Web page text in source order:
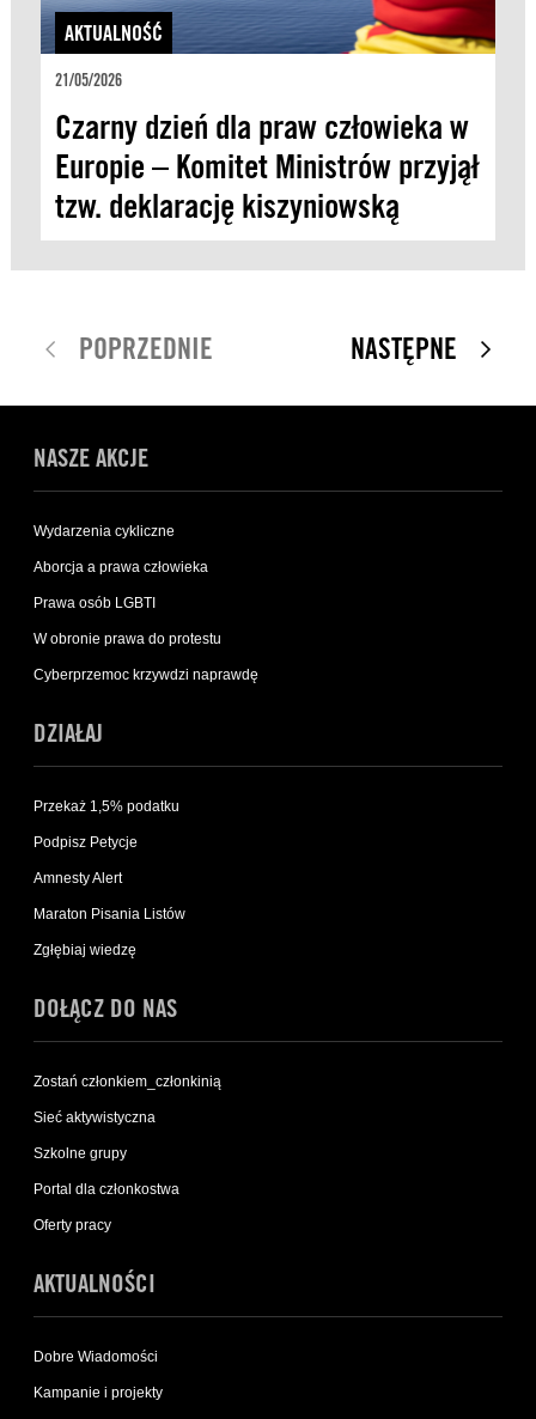
AKTUALNOŚĆ
21/05/2026
Czarny dzień dla praw człowieka w
Europie – Komitet Ministrów przyjął
tzw. deklarację kiszyniowską
POPRZEDNIE NASTĘPNE
NASZE AKCJE
Wydarzenia cykliczne
Aborcja a prawa człowieka
Prawa osób LGBTI
W obronie prawa do protestu
Cyberprzemoc krzywdzi naprawdę
DZIAŁAJ
Przekaż 1,5% podatku
Podpisz Petycje
Amnesty Alert
Maraton Pisania Listów
Zgłębiaj wiedzę
DOŁĄCZ DO NAS
Zostań członkiem_członkinią
Sieć aktywistyczna
Szkolne grupy
Portal dla członkostwa
Oferty pracy
AKTUALNOŚCI
Dobre Wiadomości
Kampanie i projekty